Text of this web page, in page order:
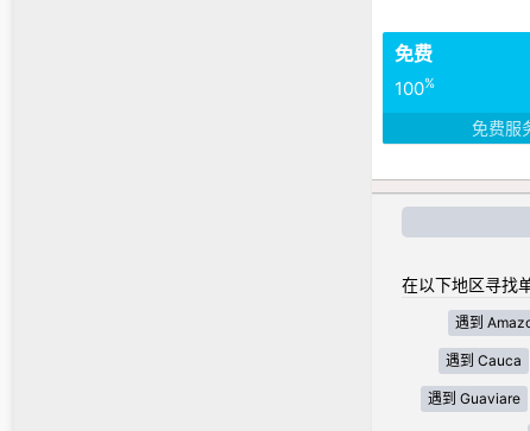
免费
100%
免费服
在以下地区寻找
遇到
遇到 Cauca
遇到 Guaviare